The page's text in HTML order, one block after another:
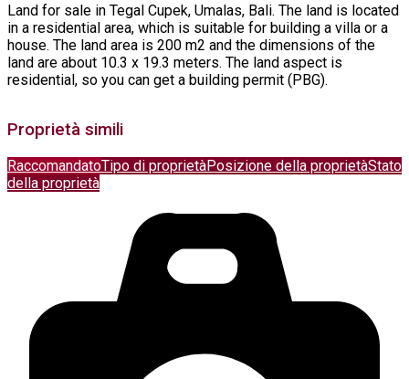
Land for sale in Tegal Cupek, Umalas, Bali. The land is located
in a residential area, which is suitable for building a villa or a
house. The land area is 200 m2 and the dimensions of the
land are about 10.3 x 19.3 meters. The land aspect is
residential, so you can get a building permit (PBG).
Proprietà simili
RaccomandatoTipo di proprietàPosizione della proprietàStato
della proprietà